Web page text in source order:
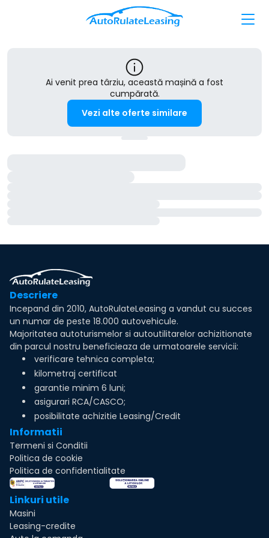
Ai venit prea târziu, această mașină a fost
cumpărată.
Vezi alte oferte similare
Descriere
Incepand din 2010, AutoRulateLeasing a vandut cu succes
un numar de peste 18.000 autovehicule.
Majoritatea autoturismelor si autoutilitarelor achizitionate
din parcul nostru beneficieaza de urmatoarele servicii:
verificare tehnica completa;
kilometraj certificat
garantie minim 6 luni;
asigurari RCA/CASCO;
posibilitate achizitie Leasing/Credit
Informatii
Termeni si Conditii
Politica de cookie
Politica de confidentialitate
Linkuri utile
Masini
Leasing-credite